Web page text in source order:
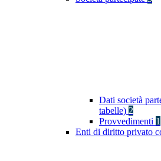
Dati società
tabelle) 2
Provvedimenti 1
Enti di diritto privato